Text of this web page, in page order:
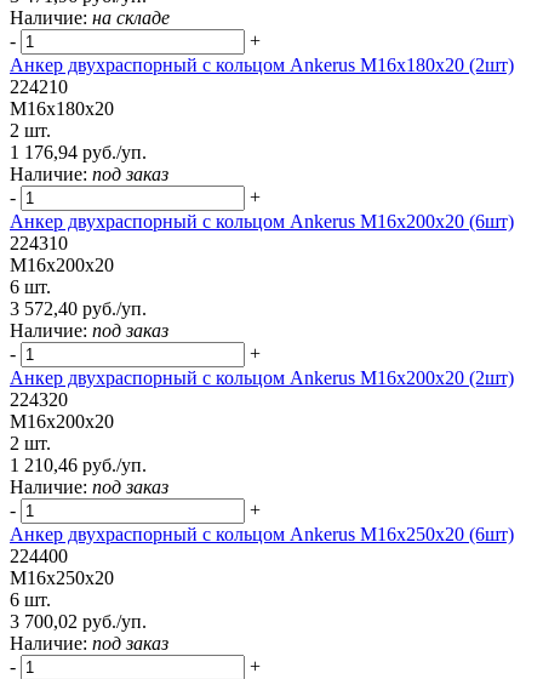
Наличие: на складе
-
+
Анкер двухраспорный с кольцом Ankerus М16х180х20 (2шт)
224210
М16х180х20
2 шт.
1 176,94 руб./уп.
Наличие: под заказ
-
+
Анкер двухраспорный с кольцом Ankerus М16х200х20 (6шт)
224310
М16х200х20
6 шт.
3 572,40 руб./уп.
Наличие: под заказ
-
+
Анкер двухраспорный с кольцом Ankerus М16х200х20 (2шт)
224320
М16х200х20
2 шт.
1 210,46 руб./уп.
Наличие: под заказ
-
+
Анкер двухраспорный с кольцом Ankerus М16х250х20 (6шт)
224400
М16х250х20
6 шт.
3 700,02 руб./уп.
Наличие: под заказ
-
+